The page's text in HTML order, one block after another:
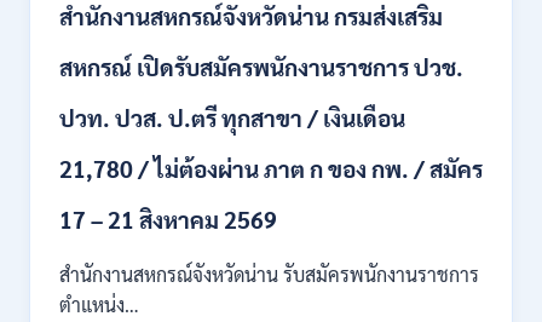
+
เงิน
17700
–
71500
/
ต้อง
ภาค
สำนักงานสหกรณ์จังหวัดน่าน กรมส่งเสริม
สหกรณ์ เปิดรับสมัครพนักงานราชการ ปวช.
ปวท. ปวส. ป.ตรี ทุกสาขา / เงินเดือน
21,780 / ไม่ต้องผ่าน ภาต ก ของ กพ. / สมัคร
17 – 21 สิงหาคม 2569
สำนักงานสหกรณ์จังหวัดน่าน รับสมัครพนักงานราชการ
ตำแหน่ง…